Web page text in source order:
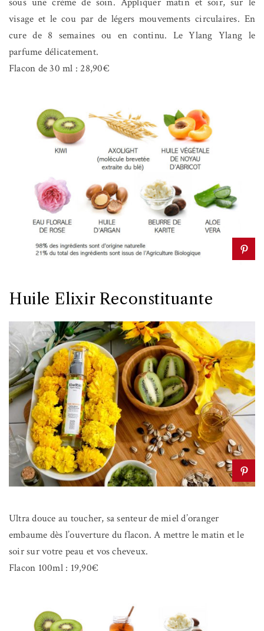
visage et le cou par de légers mouvements circulaires. En
cure de 8 semaines ou en continu. Le Ylang Ylang le
parfume délicatement.
Flacon de 30 ml : 28,90€
Huile Elixir Reconstituante
Ultra douce au toucher, sa senteur de miel d’oranger
embaume dès l’ouverture du flacon. A mettre le matin et le
soir sur votre peau et vos cheveux.
Flacon 100ml : 19,90€